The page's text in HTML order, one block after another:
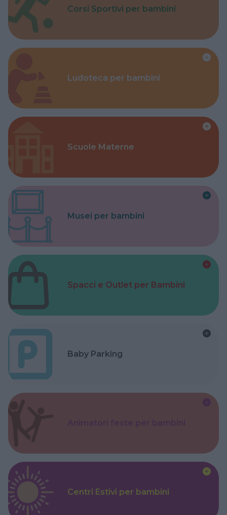
Corsi Sportivi per bambini
Ludoteca per bambini
Scuole Materne
Musei per bambini
Spacci e Outlet per Bambini
Baby Parking
Centri Estivi per bambini